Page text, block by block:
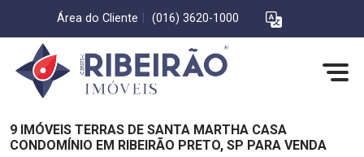
Área do Cliente (016) 3620-1000
9 IMÓVEIS TERRAS DE SANTA MARTHA CASA
CONDOMÍNIO EM RIBEIRÃO PRETO, SP PARA VENDA